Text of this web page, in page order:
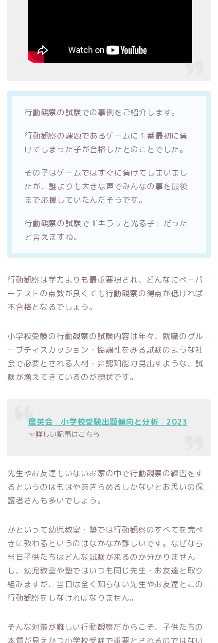
行動観察の試験での事例をご紹介します。
行動観察の課題であるゲームに１番最初に負
けてしまった子が合格したとのことでした。
その子はゲームではすぐに負けてしまいまし
たが、誰よりも大きな声でみんなの事を最後
まで応援していたんだそうです。
行動観察の試験で『キラリと光る子』だった
と言えますね。
行動観察は学力よりも最重要視され、どんなにペーパ
ーテストの点数が良くても行動観察の得点が低ければ
不合格となるでしょう。
小学校受験の行動観察の試験内容は年々、就職のグル
ープディスカッション・協調性をみる試験のような社
会で必要とされる人材・非認知能力見出すような、試
験が増えてきているのが現状です。
理英会 小学校受験出題傾向と分析 2023
☜詳しい記事はこちら
先生やお友達もいないお家の中で行動観察の練習をす
るというのはもはやあきらめるしかないとお思いの保
護者さんも多いでしょう。
かといって幼児教室・塾では行動観察のすべてを完ぺ
きに教わるというのはなかなか難しいです。なぜなら
当日子供たちはどんな試験が来るのか分かりません
し、幼児教室や塾ではいつも同じ先生・お友達と取り
組みますが、当日は全く知らない先生やお友達とこの
行動観察をしなければなりません。
そんな対策が難しい行動観察だからこそ、子供たちの
本質が見えかつ小学校受験で重要とされるのではない